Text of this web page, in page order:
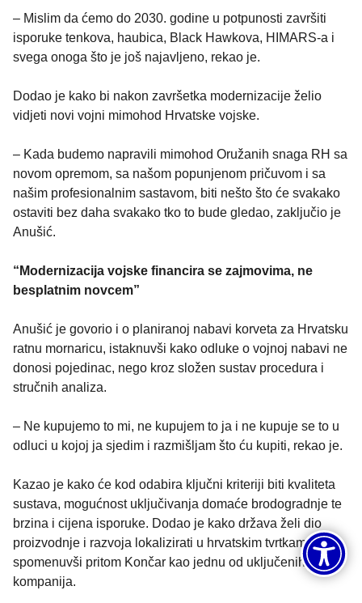
– Mislim da ćemo do 2030. godine u potpunosti završiti
isporuke tenkova, haubica, Black Hawkova, HIMARS-a i
svega onoga što je još najavljeno, rekao je.
Dodao je kako bi nakon završetka modernizacije želio
vidjeti novi vojni mimohod Hrvatske vojske.
– Kada budemo napravili mimohod Oružanih snaga RH sa
novom opremom, sa našom popunjenom pričuvom i sa
našim profesionalnim sastavom, biti nešto što će svakako
ostaviti bez daha svakako tko to bude gledao, zaključio je
Anušić.
“Modernizacija vojske financira se zajmovima, ne
besplatnim novcem”
Anušić je govorio i o planiranoj nabavi korveta za Hrvatsku
ratnu mornaricu, istaknuvši kako odluke o vojnoj nabavi ne
donosi pojedinac, nego kroz složen sustav procedura i
stručnih analiza.
– Ne kupujemo to mi, ne kupujem to ja i ne kupuje se to u
odluci u kojoj ja sjedim i razmišljam što ću kupiti, rekao je.
Kazao je kako će kod odabira ključni kriteriji biti kvaliteta
sustava, mogućnost uključivanja domaće brodogradnje te
brzina i cijena isporuke. Dodao je kako država želi dio
proizvodnje i razvoja lokalizirati u hrvatskim tvrtkama,
spomenuvši pritom Končar kao jednu od uključenih
kompanija.